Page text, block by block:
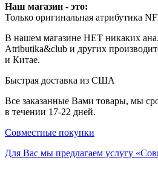
Наш магазин - это:
Только оригинальная атрибутика
В нашем магазине НЕТ никаких
Atributika&club и других
и Китае.
Быстрая доставка из США
Все заказанные Вами товары, мы
в течении 17-22 дней.
Совместные покупки
Для Вас мы предлагаем услугу